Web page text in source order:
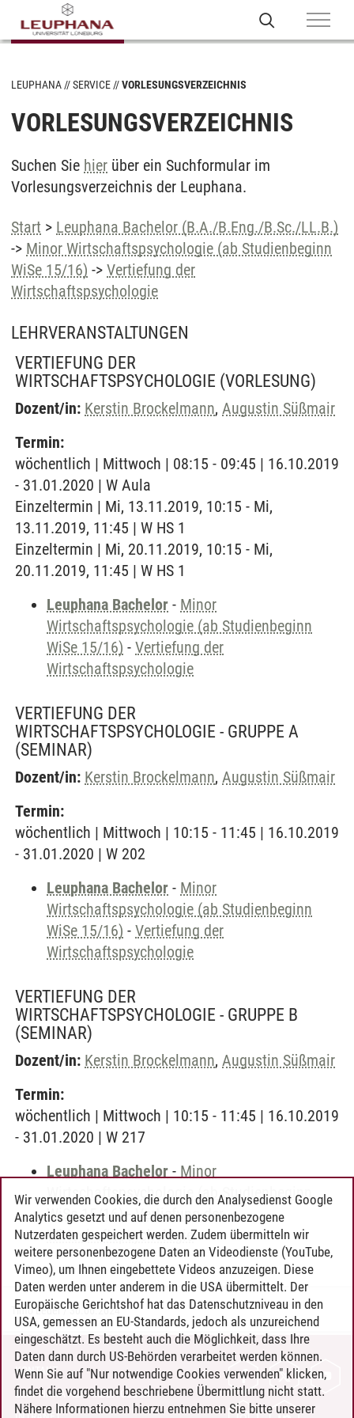
LEUPHANA SERVICE VORLESUNGSVERZEICHNIS
VORLESUNGSVERZEICHNIS
Suchen Sie hier über ein Suchformular im
Vorlesungsverzeichnis der Leuphana.
Start > Leuphana Bachelor (B.A./B.Eng./B.Sc./LL.B.)
-> Minor Wirtschaftspsychologie (ab Studienbeginn
WiSe 15/16) -> Vertiefung der
Wirtschaftspsychologie
LEHRVERANSTALTUNGEN
VERTIEFUNG DER
WIRTSCHAFTSPSYCHOLOGIE (VORLESUNG)
Dozent/in: Kerstin Brockelmann, Augustin Süßmair
Termin:
wöchentlich | Mittwoch | 08:15 - 09:45 | 16.10.2019
- 31.01.2020 | W Aula
Einzeltermin | Mi, 13.11.2019, 10:15 - Mi,
13.11.2019, 11:45 | W HS 1
Einzeltermin | Mi, 20.11.2019, 10:15 - Mi,
20.11.2019, 11:45 | W HS 1
Leuphana Bachelor - Minor
Wirtschaftspsychologie (ab Studienbeginn
WiSe 15/16) - Vertiefung der
Wirtschaftspsychologie
VERTIEFUNG DER
WIRTSCHAFTSPSYCHOLOGIE - GRUPPE A
(SEMINAR)
Dozent/in: Kerstin Brockelmann, Augustin Süßmair
Termin:
wöchentlich | Mittwoch | 10:15 - 11:45 | 16.10.2019
- 31.01.2020 | W 202
Leuphana Bachelor - Minor
Wirtschaftspsychologie (ab Studienbeginn
WiSe 15/16) - Vertiefung der
Wirtschaftspsychologie
VERTIEFUNG DER
WIRTSCHAFTSPSYCHOLOGIE - GRUPPE B
(SEMINAR)
Dozent/in: Kerstin Brockelmann, Augustin Süßmair
Termin:
wöchentlich | Mittwoch | 10:15 - 11:45 | 16.10.2019
- 31.01.2020 | W 217
Leuphana Bachelor - Minor
Wirtschaftspsychologie (ab Studienbeginn
WiSe 15/16)-Vertiefung der
Wirtschaftspsychologie
Timo Leder/30.06.2024
KONTAKT
LEUPHANA ALS ARBEITGEBER
Wir verwenden Cookies, die durch den Analysedienst Google
Analytics gesetzt und auf denen personenbezogene
Nutzerdaten gespeichert werden. Zudem übermitteln wir
weitere personenbezogene Daten an Videodienste (YouTube,
Vimeo), um Ihnen eingebettete Videos anzuzeigen. Diese
Daten werden unter anderem in die USA übermittelt. Der
Europäische Gerichtshof hat das Datenschutzniveau in den
USA, gemessen an EU-Standards, jedoch als unzureichend
eingeschätzt. Es besteht auch die Möglichkeit, dass Ihre
Daten dann durch US-Behörden verarbeitet werden können.
Wenn Sie auf "Nur notwendige Cookies verwenden" klicken,
findet die vorgehend beschriebene Übermittlung nicht statt.
Nähere Informationen hierzu entnehmen Sie bitte unserer